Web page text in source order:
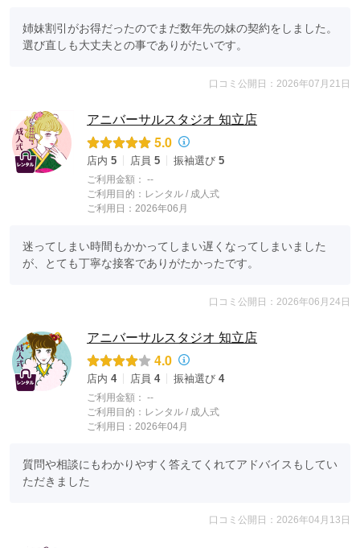
姉妹割引がお得だったのでまだ数年先の妹の契約をしました。
選び直しも大丈夫との事でありがたいです。
口コミ公開日：2026年07月21日
アニバーサルスタジオ 知立店
5.0
店内 5 店員 5 振袖選び 5
ご利用金額： --
ご利用目的： レンタル / 成人式
ご利用日：2026年06月
迷ってしまい時間もかかってしまい遅くなってしまいました
が、とても丁寧な接客でありがたかったです。
口コミ公開日：2026年06月24日
アニバーサルスタジオ 知立店
4.0
店内 4 店員 4 振袖選び 4
ご利用金額： --
ご利用目的： レンタル / 成人式
ご利用日：2026年04月
質問や相談にもわかりやすく答えてくれてアドバイスもしてい
ただきました
口コミ公開日：2026年04月13日